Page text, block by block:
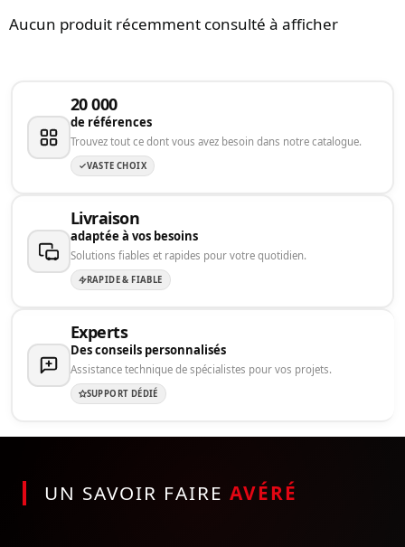
Aucun produit récemment consulté à afficher
20 000
de références
Trouvez tout ce dont vous avez besoin dans notre catalogue.
VASTE CHOIX
Livraison
adaptée à vos besoins
Solutions fiables et rapides pour votre quotidien.
RAPIDE & FIABLE
Experts
Des conseils personnalisés
Assistance technique de spécialistes pour vos projets.
SUPPORT DÉDIÉ
UN SAVOIR FAIRE AVÉRÉ